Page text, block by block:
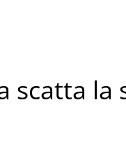
scatta la